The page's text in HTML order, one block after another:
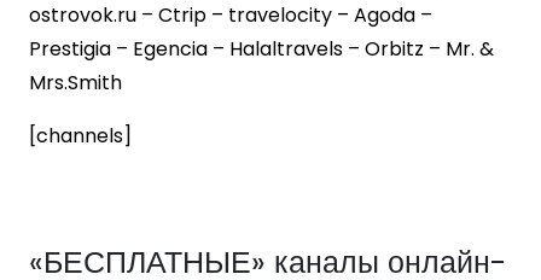
ostrovok.ru – Ctrip – travelocity – Agoda –
Prestigia – Egencia – Halaltravels – Orbitz – Mr. &
Mrs.Smith
[channels]
«БЕСПЛАТНЫЕ» каналы онлайн-